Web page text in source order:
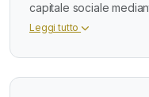
capitale sociale
Leggi tutto